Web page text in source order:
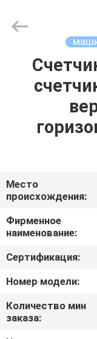
ДОМ
ПРОДУКТЫ
РОЛИКИ
О
НАС
ФАБРИКИ
ПРОВЕРКА
КАЧЕСТВА
Technology
Место
происхождения:
Фирменное
наименование:
Сертификация:
Номер модели:
Количество мин
заказа: